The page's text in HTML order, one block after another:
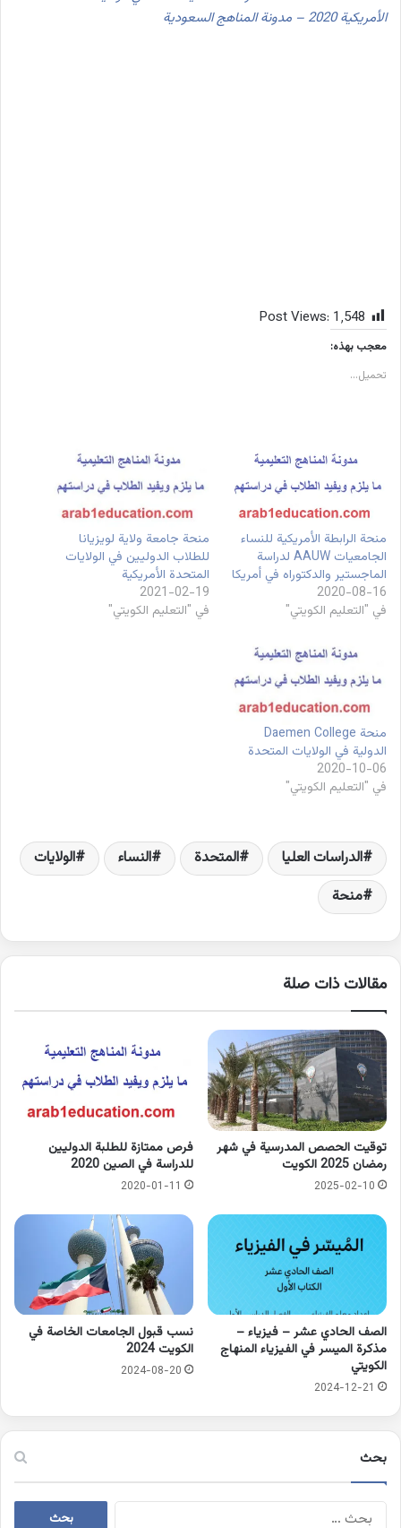
الأمريكية 2020 – مدونة المناهج السعودية
Post Views: 1٬548
معجب بهذه:
تحميل...
منحة الرابطة الأمريكية للنساء
الجامعيات AAUW لدراسة
الماجستير والدكتوراه في أمريكا
2020-08-16
في "التعليم الكويتي"
منحة جامعة ولاية لويزيانا
للطلاب الدوليين في الولايات
المتحدة الأمريكية
2021-02-19
في "التعليم الكويتي"
منحة Daemen College
الدولية في الولايات المتحدة
2020-10-06
في "التعليم الكويتي"
الدراسات العليا المتحدة النساء
الولايات
منحة
مقالات ذات صلة
توقيت الحصص المدرسية في شهر
رمضان 2025 الكويت
2025-02-10
فرص ممتازة للطلبة الدوليين
للدراسة في الصين 2020
2020-01-11
الصف الحادي عشر – فيزياء –
مذكرة الميسر في الفيزياء المنهاج
الكويتي
2024-12-21
نسب قبول الجامعات الخاصة في
الكويت 2024
2024-08-20
بحث
البحث